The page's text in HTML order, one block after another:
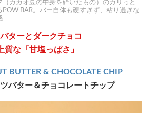
カカオ豆の中身を砕いたもの）のカリっと
POW BAR。バー自体も硬すぎず、粘り過ぎな
ターとダークチョコ
質な「甘塩っぱさ」
BUTTER & CHOCOLATE CHIP
バター＆チョコレートチップ